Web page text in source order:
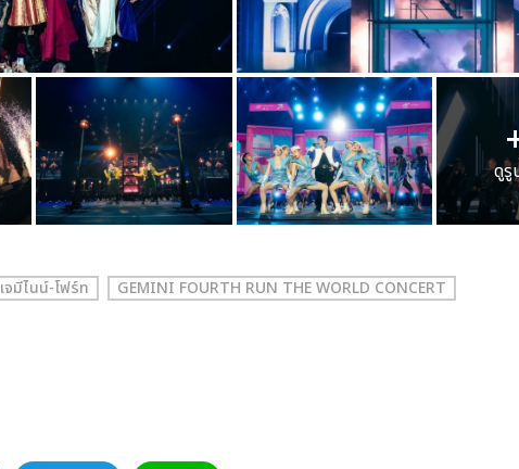
ดูรู
เจมีไนน์-โฟร์ท GEMINI FOURTH RUN THE WORLD CONCERT